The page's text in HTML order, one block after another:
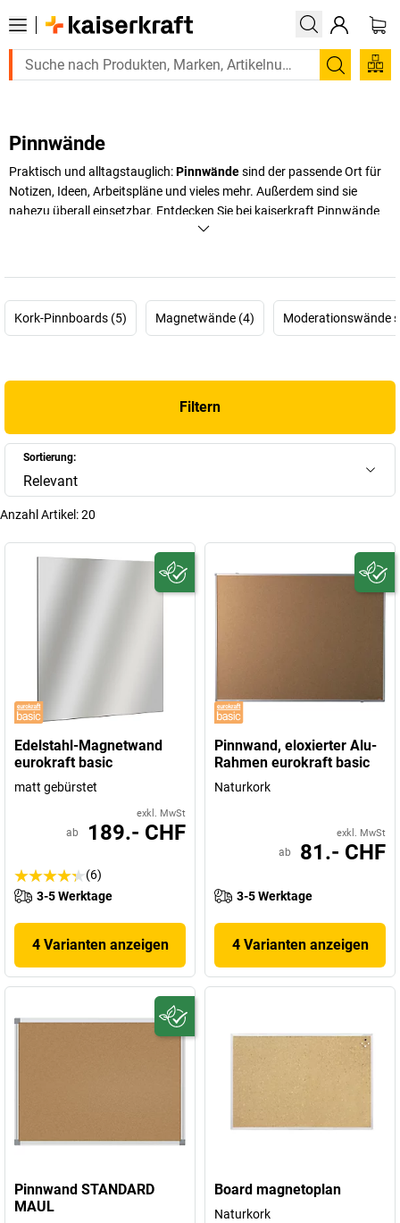
Suchen
Pinnwände
Praktisch und alltagstauglich:Pinnwändesind der passende Ort für
Notizen, Ideen, Arbeitspläne und vieles mehr. Außerdem sind sie
nahezu überall einsetzbar. Entdecken Sie bei kaiserkraft Pinnwände
für jeden Bedarf – von der klassischen Korkpinnwand bis zur edlen
Kork-Pinnboards (5) Magnetwände (4) Moderationswände
Filtern
Sortierung:
Relevant
Anzahl Artikel:20
Edelstahl-Magnetwand
eurokraft basic
matt gebürstet
exkl. MwSt
ab 189.- CHF
(6)
3-5 Werktage
4 Varianten anzeigen
Pinnwand, eloxierter Alu-
Rahmen eurokraft basic
Naturkork
exkl. MwSt
ab 81.- CHF
3-5 Werktage
4 Varianten anzeigen
Pinnwand STANDARD
MAUL
Board magnetoplan
Naturkork